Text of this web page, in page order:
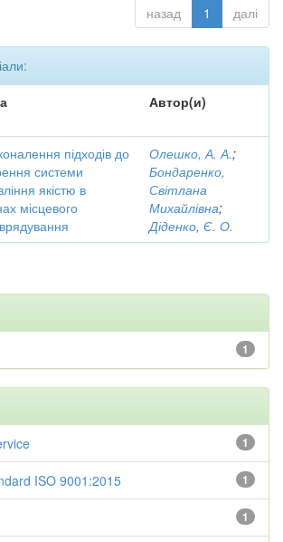
назад 1 далі
Автор(и)
підходів до
системи
якістю в
місцевого
Олешко, А. А.;
Бондаренко,
Світлана
Михайлівна;
Діденко, Є. О.
1
1
1
ISO 9001:2015
1